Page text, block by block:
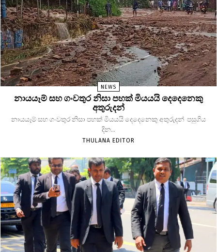
NEWS
නායයෑම් සහ ගංවතුර නිසා පහක් මියයයි දෙදෙනෙකු
අතුරුදන්
නායයෑම් සහ ගංවතුර නිසා පහක් මියයයි දෙදෙනෙකු අතුරුදන් පසුගිය
දින...
THULANA EDITOR